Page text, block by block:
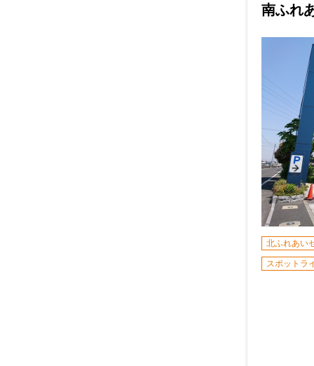
南ふれ
北ふれあい
スポットラ